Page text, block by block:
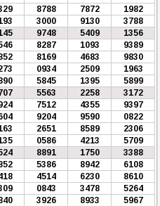
8788 7872
1982
3000 9130
3788
9748 5409
1356
8287 1093
9389
8169 4683
9830
0934 2509
1963
5845 1395
5899
5563 2258
3172
7512 4355
9397
9204 9590
0822
2651 8589
2306
0586 4213
5709
8891 1750
3388
5386 8942
6108
4514 6230
8610
0843 3478
5264
3926 8933
5967